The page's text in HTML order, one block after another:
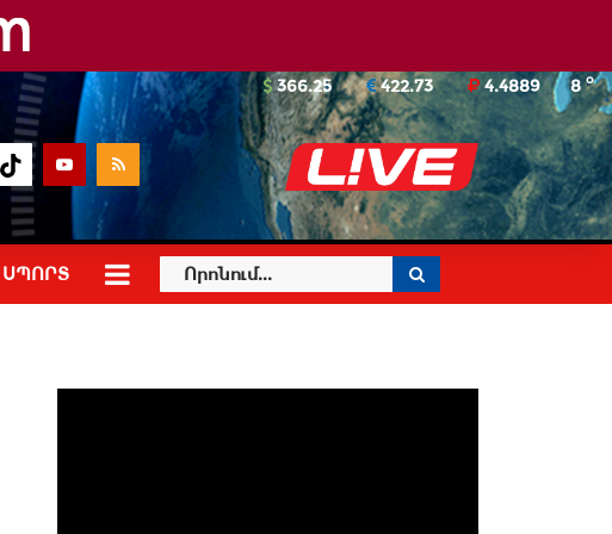
8o
366.25 422.73 4.4889
ՍՊՈՐՏ